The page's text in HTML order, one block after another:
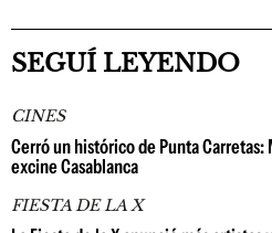
SEGUÍ LEYENDO
CINES
Cerró un histórico de Punta
excine Casablanca
FIESTA DE LA X